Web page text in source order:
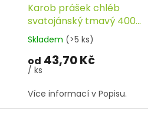
Karob prášek chléb
svatojánský tmavý 400g
PROVITA
Skladem (>5 ks)
od 43,70 Kč
/ ks
Více informací v Popisu.